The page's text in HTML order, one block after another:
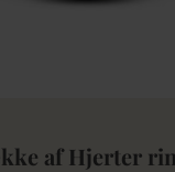
af Hjerter